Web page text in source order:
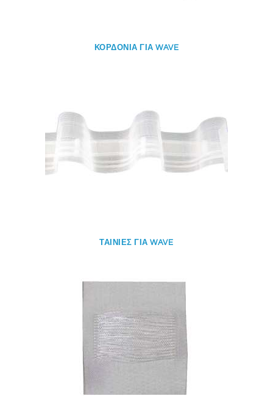
ΚΟΡΔΟΝΙΑ ΓΙΑ WAVE
ΤΑΙΝΙΕΣ ΓΙΑ WAVE